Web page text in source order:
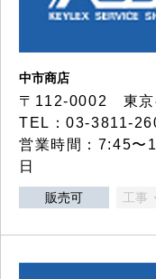
中市商店
〒112-0002 東京
TEL：03-3811-
営業時間：7:45〜
日
販売可 工事